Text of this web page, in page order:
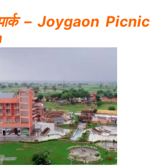
पार्क – Joygaon Picnic